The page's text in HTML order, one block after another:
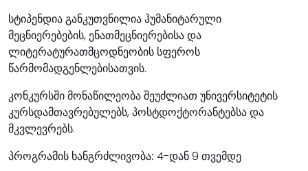
სტიპენდია განკუთვნილია ჰუმანიტარული
მეცნიერებების, ენათმეცნიერებისა და
ლიტერატურათმცოდნეობის სფეროს
წარმომადგენლებისათვის.
კონკურსში მონაწილეობა შეუძლიათ უნივერსიტეტის
კურსდამთავრებულებს, პოსტდოქტორანტებსა და
მკვლევრებს.
პროგრამის ხანგრძლივობა: 4-დან 9 თვემდე